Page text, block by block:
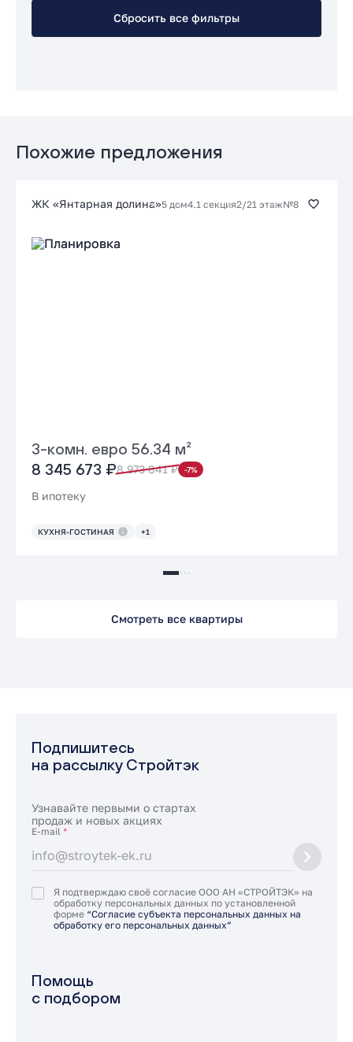
Сбросить все фильтры
Похожие предложения
ЖК «Янтарная долина»5 дом4.1 секция2/21 этаж№8
3-комн. евро 56.34 м²
8 345 673 ₽8 973 841 ₽ -7%
В ипотеку
КУХНЯ-ГОСТИНАЯ +1
Смотреть все квартиры
Подпишитесь
на рассылку Стройтэк
Узнавайте первыми о стартах
продаж и новых акциях
E-mail *
Я подтверждаю своё согласие ООО АН «СТРОЙТЭК» на
обработку персональных данных по установленной
форме “Согласие субъекта персональных данных на
обработку его персональных данных”
Помощь
с подбором